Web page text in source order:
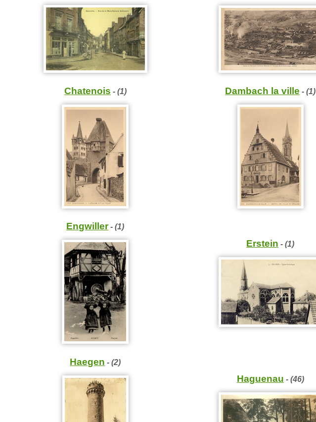
Chatenois - (1) Dambach la ville - (1)
Engwiller- (1)
Erstein - (1)
Haegen - (2)
Haguenau - (46)